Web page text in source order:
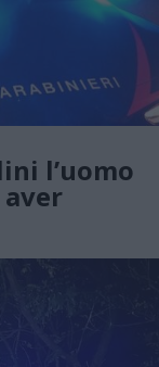
l’uomo
aver